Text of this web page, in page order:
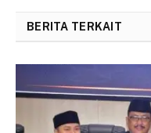
BERITA TERKAIT